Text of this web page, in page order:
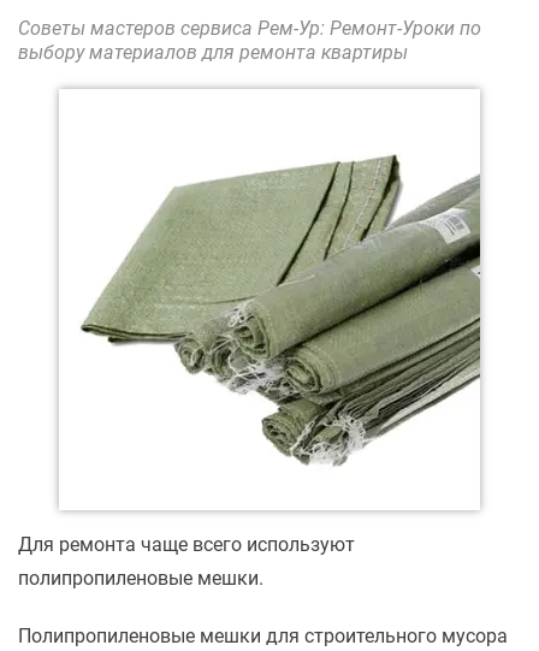
Советы мастеров сервиса Рем-Ур: Ремонт-Уроки по
выбору материалов для ремонта квартиры
Для ремонта чаще всего используют
полипропиленовые мешки.
Полипропиленовые мешки для строительного мусора